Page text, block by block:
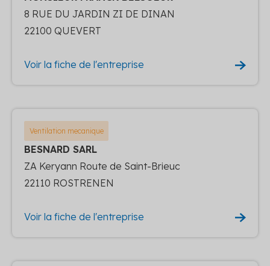
8 RUE DU JARDIN ZI DE DINAN
22100 QUEVERT
Voir la fiche de l'entreprise
Ventilation mecanique
BESNARD SARL
ZA Keryann Route de Saint-Brieuc
22110 ROSTRENEN
Voir la fiche de l'entreprise